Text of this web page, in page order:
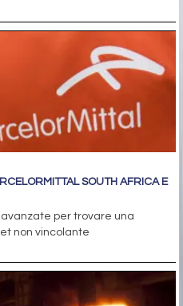
SOUTH AFRICA E
per trovare una
non vincolante